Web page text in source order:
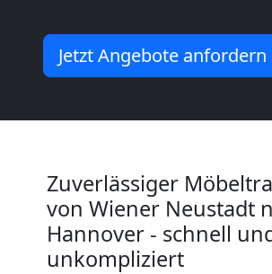
Jetzt Angebote anfordern
Zuverlässiger
von Wiener Neustadt
Hannover - schnell
unkompliziert
Mini
Umzug
Wiener
Neustadt
Umzug